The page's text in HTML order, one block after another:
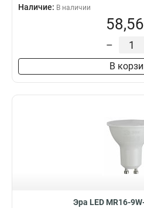
Наличие: В наличии
–
В
Эра LED MR16-